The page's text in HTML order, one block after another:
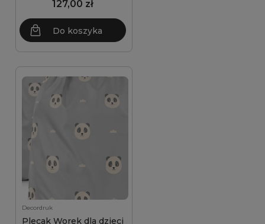
127,00 zł
Do koszyka
Decordruk
Plecak Worek dla dzieci